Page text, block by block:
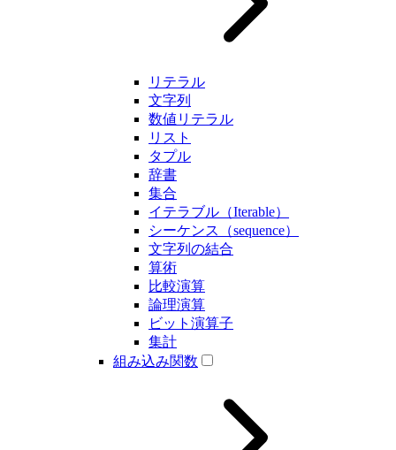
リテラル
文字列
数値リテラル
リスト
タプル
辞書
集合
イテラブル（Iterable）
シーケンス（sequence）
文字列の結合
算術
比較演算
論理演算
ビット演算子
集計
組み込み関数